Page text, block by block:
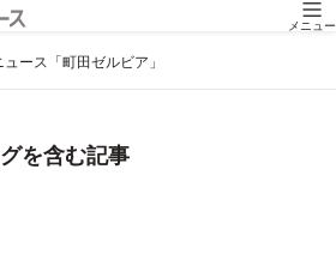
メニュー
ュース「町田ゼルビア」
を含む記事